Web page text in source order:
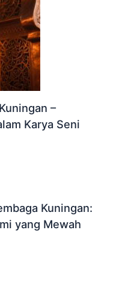
–
Karya Seni
Kuningan:
yang Mewah